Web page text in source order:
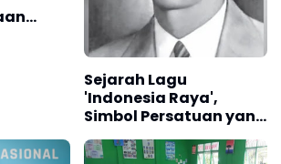
Sejarah Lagu
'Indonesia Raya',
Simbol Persatuan yang
Lahir Sebelum
Kemerdekaan